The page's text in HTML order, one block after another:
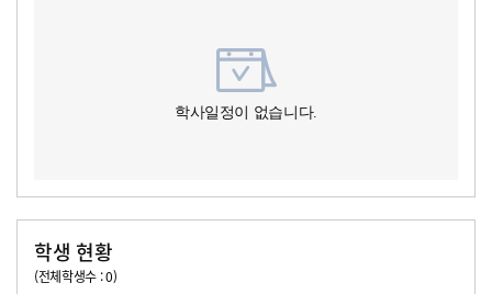
학사일정이 없습니다.
학생 현황
(전체학생수 : 0)